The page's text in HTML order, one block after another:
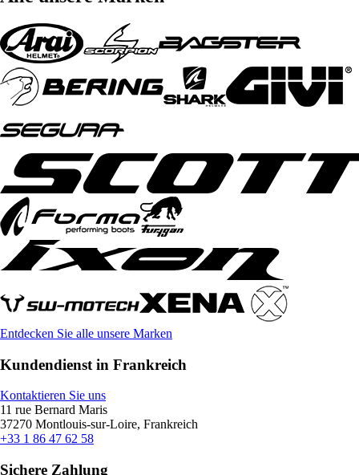
Entdecken Sie alle unsere Marken
Kundendienst in Frankreich
Kontaktieren Sie uns
11 rue Bernard Maris
37270 Montlouis-sur-Loire, Frankreich
+33 1 86 47 62 58
Sichere Zahlung